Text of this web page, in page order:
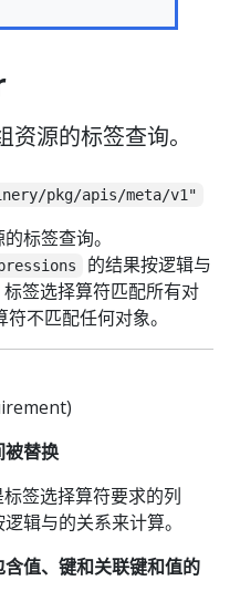
源的标签查询。
pkg/apis/meta/v1"
标签查询。
的结果按逻辑与
标签选择算符匹配所有对
不匹配任何对象。
被替换
标签选择算符要求的列
辑与的关系来计算。
值、键和关联键和值的